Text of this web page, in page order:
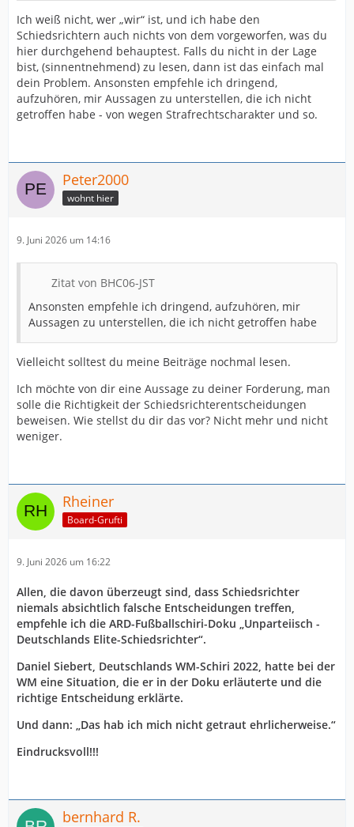
Ich weiß nicht, wer „wir“ ist, und ich habe den
Schiedsrichtern auch nichts von dem vorgeworfen, was du
hier durchgehend behauptest. Falls du nicht in der Lage
bist, (sinnentnehmend) zu lesen, dann ist das einfach mal
dein Problem. Ansonsten empfehle ich dringend,
aufzuhören, mir Aussagen zu unterstellen, die ich nicht
getroffen habe - von wegen Strafrechtscharakter und so.
Peter2000
wohnt hier
9. Juni 2026 um 14:16
Zitat von BHC06-JST
Ansonsten empfehle ich dringend, aufzuhören, mir
Aussagen zu unterstellen, die ich nicht getroffen habe
Vielleicht solltest du meine Beiträge nochmal lesen.
Ich möchte von dir eine Aussage zu deiner Forderung, man
solle die Richtigkeit der Schiedsrichterentscheidungen
beweisen. Wie stellst du dir das vor? Nicht mehr und nicht
weniger.
Rheiner
Board-Grufti
9. Juni 2026 um 16:22
Allen, die davon überzeugt sind, dass Schiedsrichter
niemals absichtlich falsche Entscheidungen treffen,
empfehle ich die ARD-Fußballschiri-Doku „Unparteiisch -
Deutschlands Elite-Schiedsrichter“.
Daniel Siebert, Deutschlands WM-Schiri 2022, hatte bei der
WM eine Situation, die er in der Doku erläuterte und die
richtige Entscheidung erklärte.
Und dann: „Das hab ich mich nicht getraut ehrlicherweise.“
Eindrucksvoll!!!
bernhard R.